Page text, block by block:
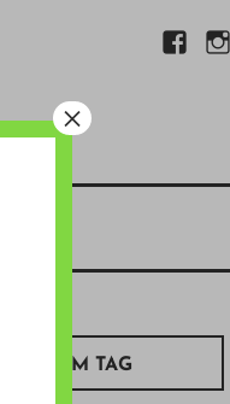
Facebook
BILD ZUM TAG
×